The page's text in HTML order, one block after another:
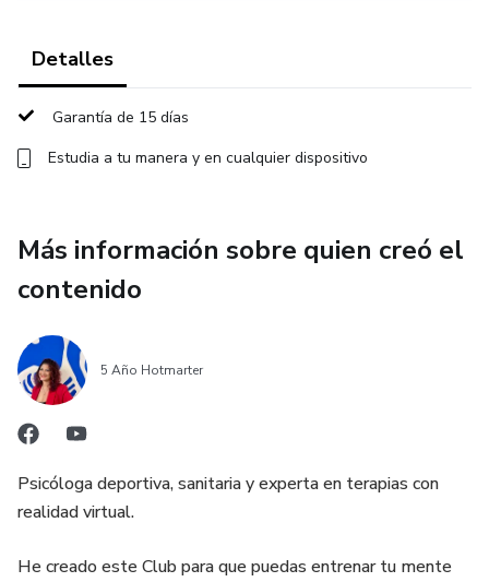
competíamos.
🧠 ¿Qué aprenderás?
✔️ Cómo prepararte mentalmente antes de competir
✔️ Técnicas para mantener la concentración
serenidad
📦 Incluye:
📄 Material descargable
♾️ Acceso ilimitado
Detalles
Garantía de 15 días
Estudia a tu manera y en cualquier dispositivo
Más información sobre quien creó el
contenido
5 Año Hotmarter
Psicóloga deportiva, sanitaria y experta en terapias con
realidad virtual.
He creado este Club para que puedas entrenar tu mente